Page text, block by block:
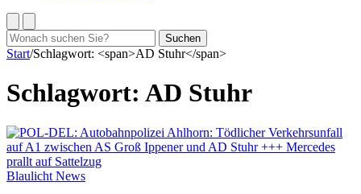
Suchen
nach:
Suchen
Start/Schlagwort: <span>AD Stuhr</span>
Schlagwort: AD Stuhr
Blaulicht News